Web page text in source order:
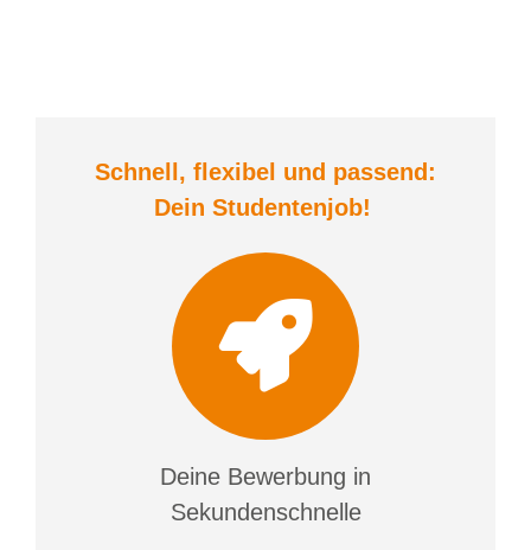
Schnell, flexibel und passend:
Dein Studentenjob!
Deine Bewerbung in
Sekundenschnelle